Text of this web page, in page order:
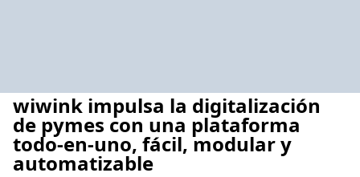
wiwink impulsa la digitalización
de pymes con una plataforma
todo-en-uno, fácil, modular y
automatizable